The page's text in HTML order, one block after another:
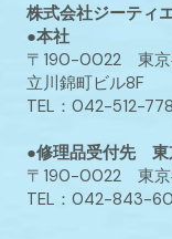
株式会社ジーティ
●本社
〒190-0022 東京
立川錦町ビル8F
TEL：042-512-
●修理品受付先 東
〒190-0022 東京
TEL：042-843-